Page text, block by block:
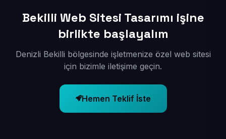
Bekilli Web Sitesi Tasarımı işine
birlikte başlayalım
Denizli Bekilli bölgesinde işletmenize özel web sitesi
için bizimle iletişime geçin.
Hemen Teklif İste